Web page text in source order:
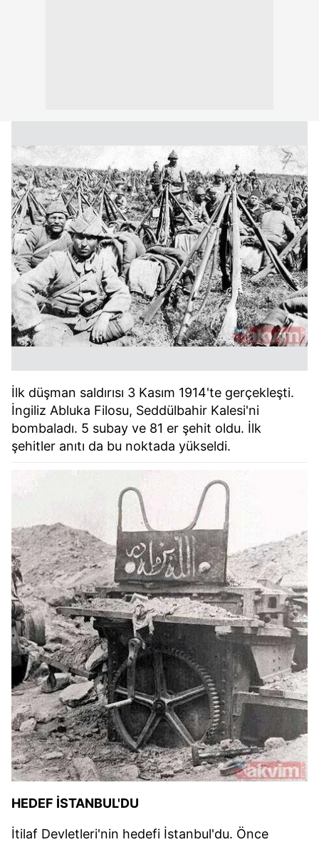
İlk düşman saldırısı 3 Kasım 1914'te gerçekleşti.
İngiliz Abluka Filosu, Seddülbahir Kalesi'ni
bombaladı. 5 subay ve 81 er şehit oldu. İlk
şehitler anıtı da bu noktada yükseldi.
HEDEF İSTANBUL'DU
İtilaf Devletleri'nin hedefi İstanbul'du. Önce